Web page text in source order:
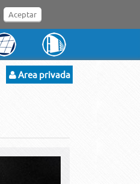
Aceptar
Area privada